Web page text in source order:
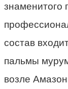
знаменитого
состав
пальмы
возле